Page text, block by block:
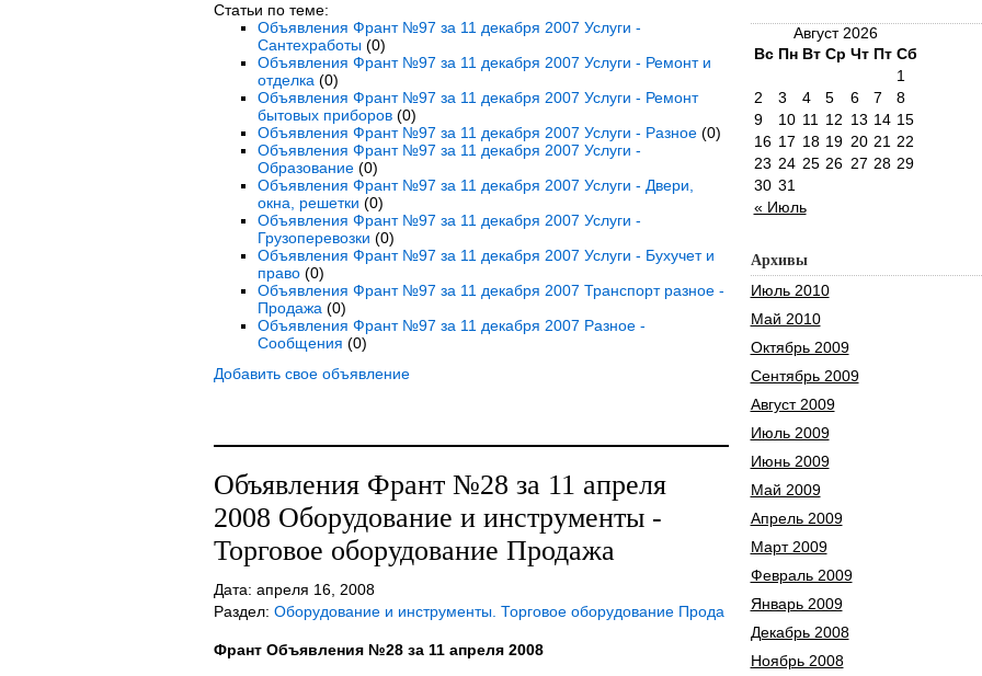
Статьи по теме:
Объявления Франт №97 за 11 декабря 2007 Услуги -
Сантехработы(0)
Объявления Франт №97 за 11 декабря 2007 Услуги - Ремонт и
отделка (0)
Объявления Франт №97 за 11 декабря 2007 Услуги - Ремонт
бытовых приборов(0)
Объявления Франт №97 за 11 декабря 2007 Услуги - Разное(0)
Объявления Франт №97 за 11 декабря 2007 Услуги -
Образование(0)
Объявления Франт №97 за 11 декабря 2007 Услуги - Двери,
окна, решетки (0)
Объявления Франт №97 за 11 декабря 2007 Услуги -
Грузоперевозки (0)
Объявления Франт №97 за 11 декабря 2007 Услуги - Бухучет и
право(0)
Объявления Франт №97 за 11 декабря 2007 Транспорт разное -
Продажа (0)
Объявления Франт №97 за 11 декабря 2007 Разное -
Сообщения (0)
Добавить свое объявление
Объявления Франт №28 за 11 апреля
2008 Оборудование и инструменты -
Торговое оборудование Продажа
Дата: апреля 16, 2008
Раздел: Оборудование и инструменты. Торговое оборудование Прода
Франт Объявления №28 за 11 апреля 2008
Август 2026
Вс Пн Вт Ср Чт Пт Сб
« Июль
1
2
3 4 5 6 7
8
9
10 11 12 13 14 15
16 17 18 19 20 21 22
23 24 25 26 27 28 29
30 31
Архивы
Июль 2010
Май 2010
Октябрь 2009
Сентябрь 2009
Август 2009
Июль 2009
Июнь 2009
Май 2009
Апрель 2009
Март 2009
Февраль 2009
Январь 2009
Декабрь 2008
Ноябрь 2008